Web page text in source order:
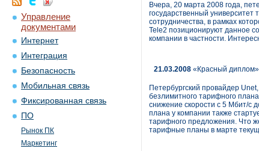
Управление
документами
Интернет
Интеграция
Безопасность
Мобильная связь
Фиксированная связь
ПО
Рынок ПК
Маркетинг
Вчера, 20 марта 2008 года,
государственный
сотрудничества, в рамках
Tele2 позиционируют данное
компании в частности.
21.03.2008 «Красный диплом»
Петербургский провайдер
безлимитного тарифного
снижение скорости с 5 Мбит/с
плана у компании также
тарифного предложения. Что
тарифные планы в марте